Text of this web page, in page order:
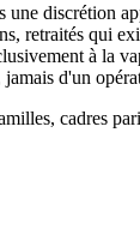
discrétion
retraités qui
à la
d'un
cadres